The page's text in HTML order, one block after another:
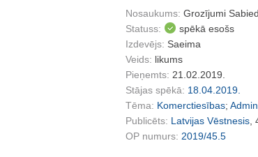
Nosaukums: Grozījumi
Statuss:
spēkā esošs
Izdevējs: Saeima
Veids: likums
Pieņemts: 21.02.2019.
Stājas spēkā: 18.04.2019.
Tēma: Komerctiesības;
Publicēts: Latvijas Vēstnesis
OP numurs: 2019/45.5